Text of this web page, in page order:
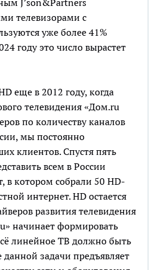
J’son&Partners
телевизорами с
уже более 41%
году это число вырастет
еще в 2012 году, когда
телевидения «Дом.ru
по количеству каналов
мы постоянно
клиентов. Спустя пять
всем в России
в котором собрали 50 HD-
интернет. НD остается
развития телевидения
начинает формировать
линейное ТВ должно быть
задачи предъявляет